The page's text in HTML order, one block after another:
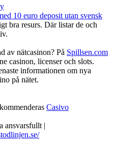
10 euro deposit utan svensk
bra resurs. Där listar de och
av nätcasinon? På Spillsen.com
casinon, licenser och slots.
informationen om nya
på nätet.
Casivo
ansvarsfullt |